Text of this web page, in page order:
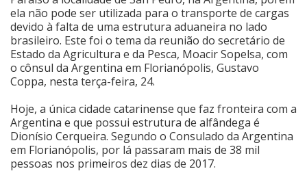
Cinema
Agenda Cultural
Fale Conosco
ela não pode ser utilizada para o transporte de cargas
devido à falta de uma estrutura aduaneira no lado
brasileiro. Este foi o tema da reunião do secretário de
Estado da Agricultura e da Pesca, Moacir Sopelsa, com
o cônsul da Argentina em Florianópolis, Gustavo
Coppa, nesta terça-feira, 24.
Hoje, a única cidade catarinense que faz fronteira com a
Argentina e que possui estrutura de alfândega é
Dionísio Cerqueira. Segundo o Consulado da Argentina
em Florianópolis, por lá passaram mais de 38 mil
pessoas nos primeiros dez dias de 2017.